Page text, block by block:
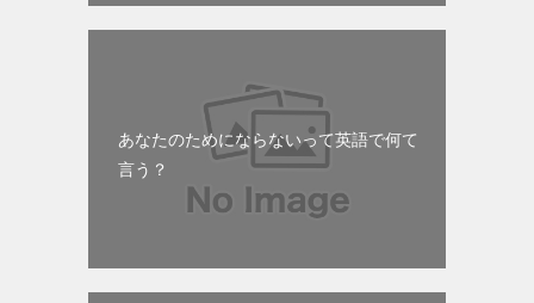
あなたのためにならないって英語で何て
言う？